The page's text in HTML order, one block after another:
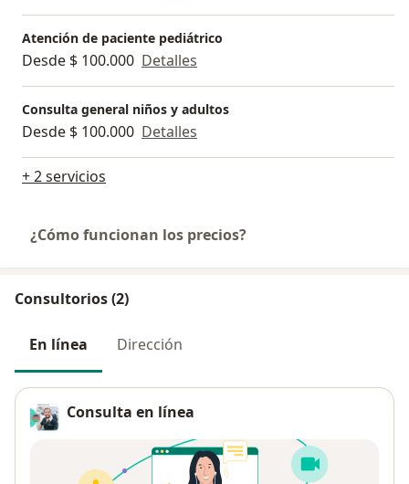
Atención de paciente pediátrico
Desde $ 100.000 Detalles
Consulta general niños y adultos
Desde $ 100.000 Detalles
+ 2 servicios
¿Cómo funcionan los precios?
Consultorios (2)
En línea Dirección
Consulta en línea